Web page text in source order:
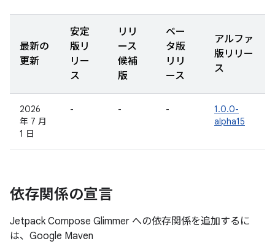
最新の
更新
安定
版リ
リー
ス
リリ
ース
候補
版
ベー
タ版
リリ
ース
アルファ
版リリー
ス
2026
年 7 月
1 日
- - -
1.0.0-
alpha15
依存関係の宣言
Jetpack Compose Glimmer への依存関係を追加するに
は、Google Maven